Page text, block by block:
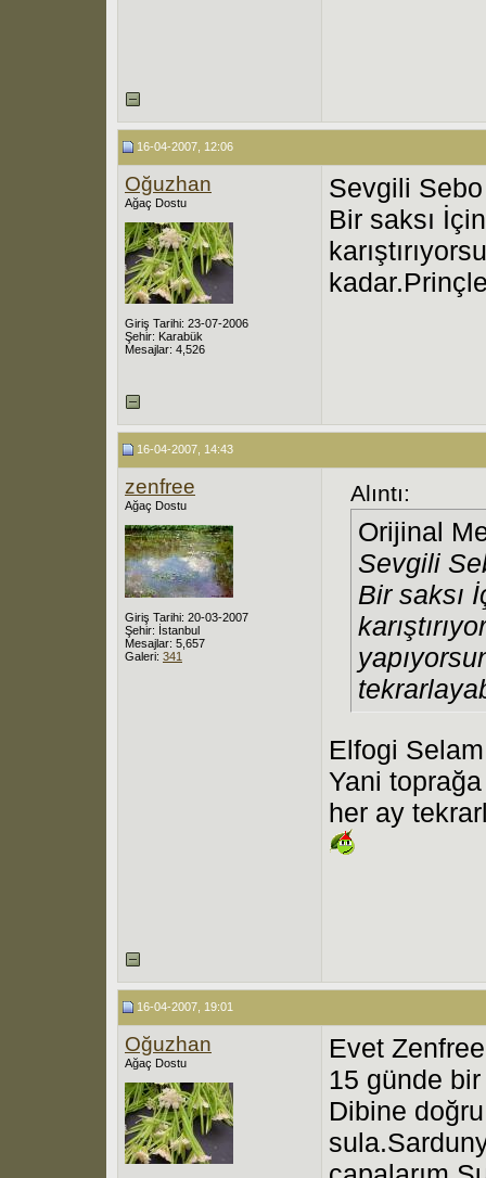
16-04-2007, 12:06
Oğuzhan
Ağaç Dostu
Giriş Tarihi: 23-07-2006
Şehir: Karabük
Mesajlar: 4,526
Sevgili Sebo
Bir saksı
16-04-2007, 14:43
zenfree
Ağaç Dostu
Giriş Tarihi: 20-03-2007
Şehir: İstanbul
Mesajlar: 5,657
Galeri: 341
Alıntı:
Orijinal
Sevgili
Bir saksı
Elfogi
Yani
her ay
16-04-2007, 19:01
Oğuzhan
Ağaç Dostu
Evet Zenfree
15 günde bir
Dibine